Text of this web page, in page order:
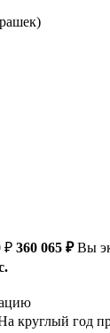
₽ 360 065 ₽Вы
круглый год